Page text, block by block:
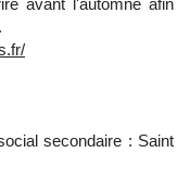
avant l'automne afin
secondaire : Saint